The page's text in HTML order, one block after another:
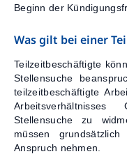
Beginn der
Was gilt bei einer
Teilzeitbeschäftigte
Stellensuche
teilzeitbeschäftigte
Stellensuche zu
müssen
Anspruch nehmen.